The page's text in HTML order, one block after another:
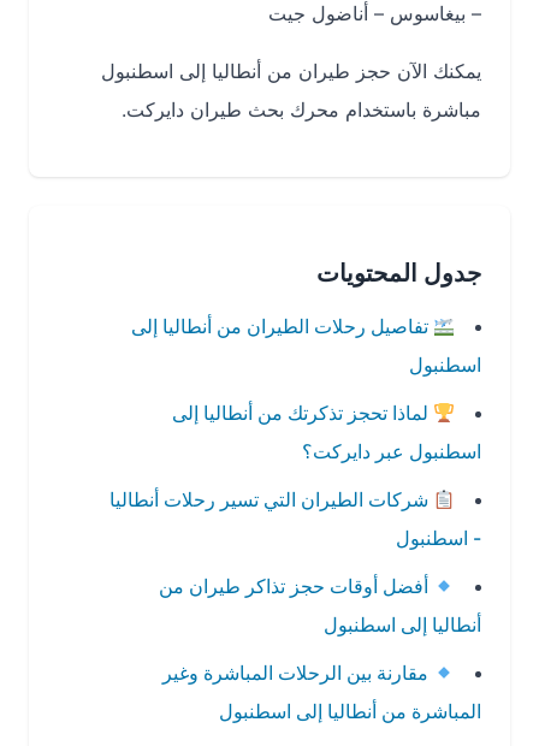
– بيغاسوس – أناضول جيت
يمكنك الآن حجز طيران من أنطاليا إلى اسطنبول
مباشرة باستخدام محرك بحث طيران دايركت.
جدول المحتويات
تفاصيل رحلات الطيران من أنطاليا إلى
اسطنبول
لماذا تحجز تذكرتك من أنطاليا إلى
اسطنبول عبر دايركت؟
شركات الطيران التي تسير رحلات أنطاليا
- اسطنبول
أفضل أوقات حجز تذاكر طيران من
أنطاليا إلى اسطنبول
مقارنة بين الرحلات المباشرة وغير
المباشرة من أنطاليا إلى اسطنبول